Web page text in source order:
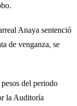
Anaya sentenció
de venganza, se
del periodo
la Auditoría